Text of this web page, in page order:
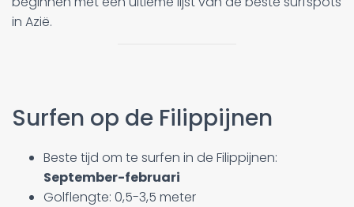
in Azië.
Surfen op de Filippijnen
Beste tijd om te surfen in de Filippijnen:
September-februari
Golflengte: 0,5-3,5 meter